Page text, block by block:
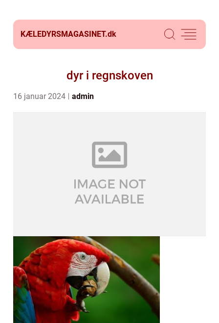
KÆLEDYRSMAGASINET.dk
dyr i regnskoven
16 januar 2024 admin